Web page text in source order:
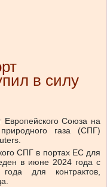
в силу
Европейского Союза на
природного газа (СПГ)
СПГ в портах ЕС для
в июне 2024 года с
для контрактов,